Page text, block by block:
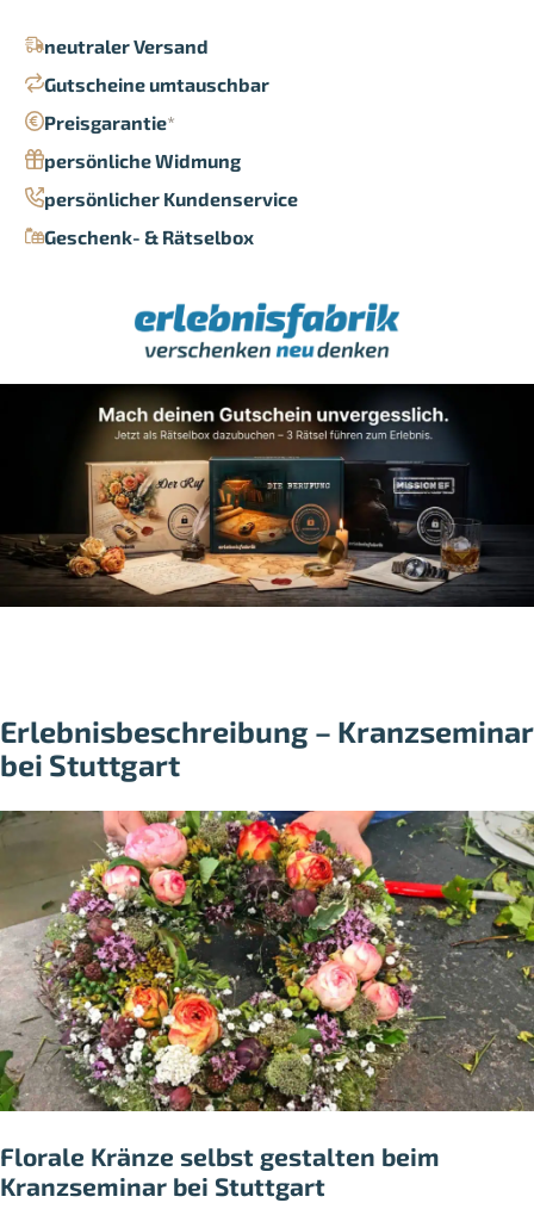
neutraler Versand
Gutscheine umtauschbar
Preisgarantie*
persönliche Widmung
persönlicher Kundenservice
Geschenk- & Rätselbox
Erlebnisbeschreibung – Kranzseminar
bei Stuttgart
Florale Kränze selbst gestalten beim
Kranzseminar bei Stuttgart